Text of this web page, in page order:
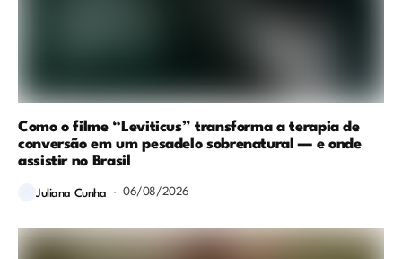
Como o filme “Leviticus” transforma a terapia de
conversão em um pesadelo sobrenatural — e onde
assistir no Brasil
Juliana Cunha 06/08/2026